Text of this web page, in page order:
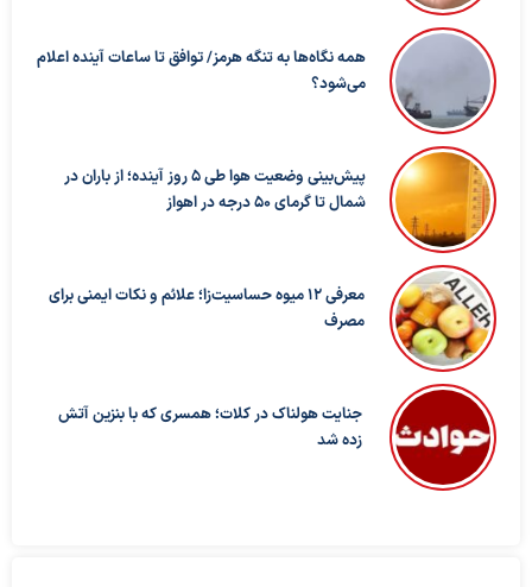
همه نگاه‌ها به تنگه هرمز/ توافق تا ساعات آینده اعلام
می‌شود؟
پیش‌بینی وضعیت هوا طی ۵ روز آینده؛ از باران در
شمال تا گرمای ۵۰ درجه در اهواز
معرفی ۱۲ میوه حساسیت‌زا؛ علائم و نکات ایمنی برای
مصرف
جنایت هولناک در کلات؛ همسری که با بنزین آتش
زده شد